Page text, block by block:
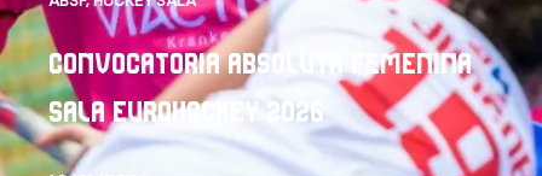
CONVOCATORIA ABSOLUTA FEMENINA
SALA EUROHOCKEY 2026